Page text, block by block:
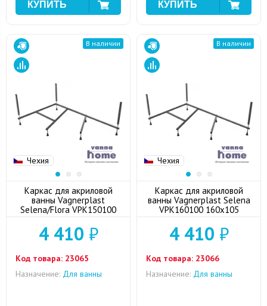
Чехия
В наличии
Каркас для акриловой
ванны Vagnerplast
Selena/Flora VPK150100
4 410 ₽
Код товара: 23065
Назначение: Для ванны
Чехия
В наличии
Каркас для акриловой
ванны Vagnerplast Selena
VPK160100 160x105
4 410 ₽
Код товара: 23066
Назначение: Для ванны